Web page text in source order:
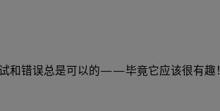
和错误总是可以的——毕竟它应该很有趣！